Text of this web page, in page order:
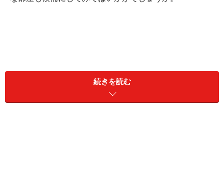
続きを読む